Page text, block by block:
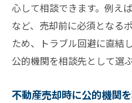
心して相談できます。例え
など、売却前に必須となる
ため、トラブル回避に直結
公的機関を相談先として選
不動産売却時に公的機関